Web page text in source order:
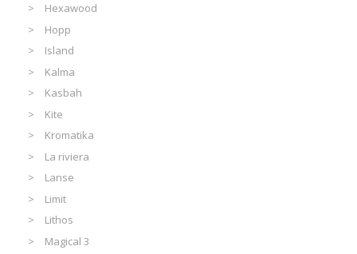
Hexawood
Hopp
Island
Kalma
Kasbah
Kite
Kromatika
La riviera
Lanse
Limit
Lithos
Magical 3